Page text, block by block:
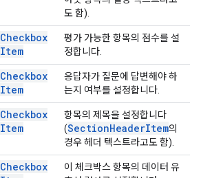
도 함).
Checkbox
Item
평가 가능한 항목의 점수를 설
정합니다.
Checkbox
Item
응답자가 질문에 답변해야 하
는지 여부를 설정합니다.
Checkbox
Item
항목의 제목을 설정합니다
(SectionHeaderItem의
경우 헤더 텍스트라고도 함).
Checkbox
이 체크박스 항목의 데이터 유